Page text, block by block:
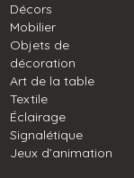
Décors
Mobilier
Objets de
décoration
Art de la table
Textile
Éclairage
Signalétique
Jeux d’animation